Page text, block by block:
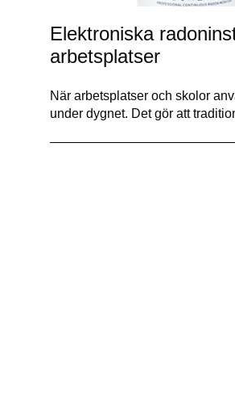
Elektroniska
arbetsplatser
När arbetsplatser och skolor
under dygnet. Det gör att